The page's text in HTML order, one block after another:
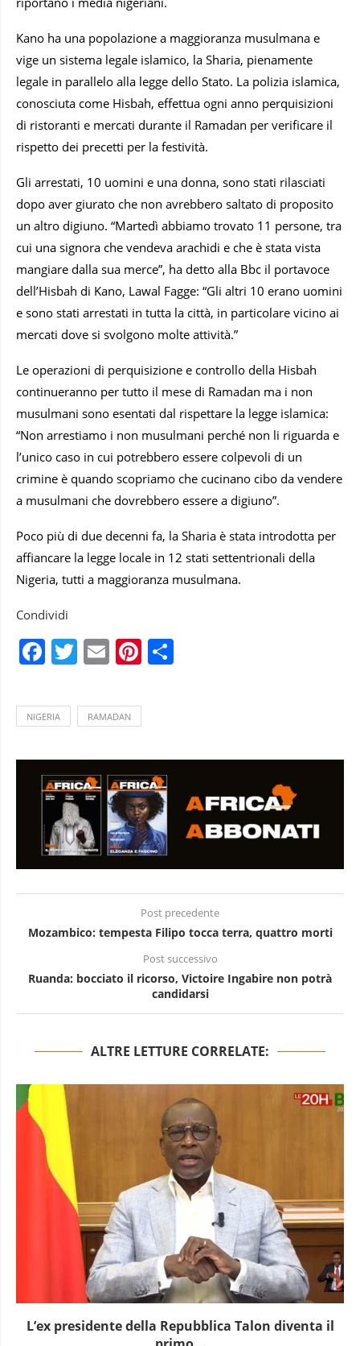
Kano ha una popolazione a maggioranza musulmana e
vige un sistema legale islamico, la Sharia, pienamente
legale in parallelo alla legge dello Stato. La polizia islamica,
conosciuta come Hisbah, effettua ogni anno perquisizioni
di ristoranti e mercati durante il Ramadan per verificare il
rispetto dei precetti per la festività.
Gli arrestati, 10 uomini e una donna, sono stati rilasciati
dopo aver giurato che non avrebbero saltato di proposito
un altro digiuno. “Martedì abbiamo trovato 11 persone, tra
cui una signora che vendeva arachidi e che è stata vista
mangiare dalla sua merce”, ha detto alla Bbc il portavoce
dell’Hisbah di Kano, Lawal Fagge: “Gli altri 10 erano uomini
e sono stati arrestati in tutta la città, in particolare vicino ai
mercati dove si svolgono molte attività.”
Le operazioni di perquisizione e controllo della Hisbah
continueranno per tutto il mese di Ramadan ma i non
musulmani sono esentati dal rispettare la legge islamica:
“Non arrestiamo i non musulmani perché non li riguarda e
l’unico caso in cui potrebbero essere colpevoli di un
crimine è quando scopriamo che cucinano cibo da vendere
a musulmani che dovrebbero essere a digiuno”.
Poco più di due decenni fa, la Sharia è stata introdotta per
affiancare la legge locale in 12 stati settentrionali della
Nigeria, tutti a maggioranza musulmana.
Condividi
Facebook
Twitter
EmailPinterest
NIGERIA RAMADAN
Post precedente
Mozambico: tempesta Filipo tocca terra, quattro morti
Post successivo
Ruanda: bocciato il ricorso, Victoire Ingabire non potrà
candidarsi
ALTRE LETTURE CORRELATE:
L’ex presidente della Repubblica Talon diventa il